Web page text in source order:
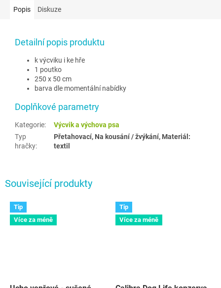
Související produkty
Tip
Více za méně
Tip
Více za méně
Popis Diskuze
Detailní popis produktu
k výcviku i ke hře
1 poutko
250 x 50 cm
barva dle momentální nabídky
Doplňkové parametry
Kategorie:
Výcvik a výchova psa
Typ
hračky:
Přetahovací, Na kousání / žvýkání, Materiál:
textil